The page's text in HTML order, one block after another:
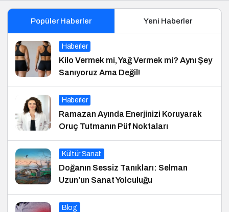
Popüler Haberler Yeni Haberler
Haberler
Kilo Vermek mi, Yağ Vermek mi? Aynı Şey
Sanıyoruz Ama Değil!
Haberler
Ramazan Ayında Enerjinizi Koruyarak
Oruç Tutmanın Püf Noktaları
Kültür Sanat
Doğanın Sessiz Tanıkları: Selman
Uzun’un Sanat Yolculuğu
Blog